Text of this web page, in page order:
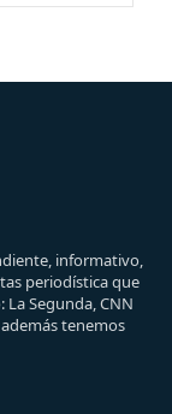
informativo,
periodística que
Segunda, CNN
tenemos